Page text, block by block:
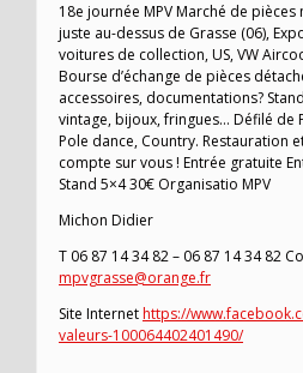
18e journée MPV Marché de
juste au-dessus de Grasse (06),
voitures de collection, US, VW
Bourse d’échange de pièces
accessoires, documentations?
vintage, bijoux, fringues… Défilé de
Pole dance, Country. Restauration
compte sur vous ! Entrée gratuite
Stand 5×4 30€ Organisatio MPV
Michon Didier
T 06 87 14 34 82 – 06 87 14 34 82
mpvgrasse@orange.fr
Site Internethttps://
valeurs-100064402401490/